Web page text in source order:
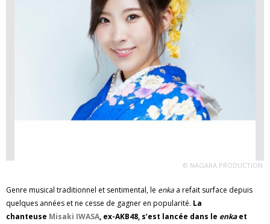
© NAGARA PRODUCTION
Genre musical traditionnel et sentimental, le enka a refait surface depuis
quelques années et ne cesse de gagner en popularité. La
chanteuse Misaki IWASA, ex-AKB48, s’est lancée dans le enkaet